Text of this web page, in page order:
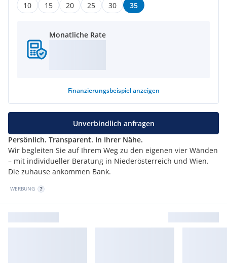
10
15 20 25 30 35
Monatliche Rate
Finanzierungsbeispiel anzeigen
Persönlich. Transparent. In Ihrer Nähe.
Wir begleiten Sie auf Ihrem Weg zu den eigenen vier Wänden
– mit individueller Beratung in Niederösterreich und Wien.
Die zuhause ankommen Bank.
Unverbindlich anfragen
WERBUNG